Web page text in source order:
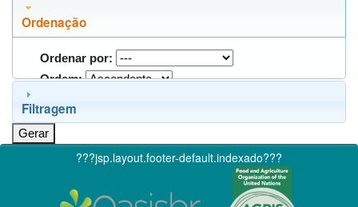
Ordenação
Ordenar por:
Ordem:
Filtragem
???jsp.layout.footer-default.indexado???